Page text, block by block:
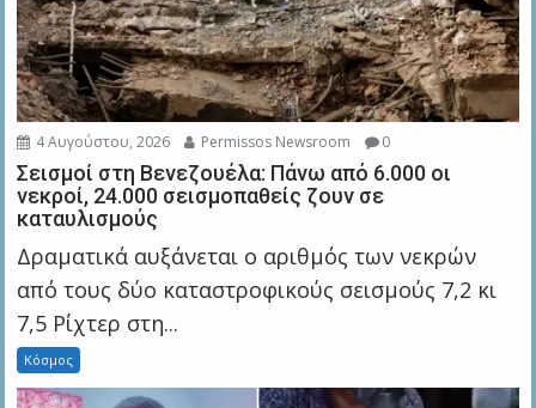
4 Αυγούστου, 2026 Permissos Newsroom 0
Σεισμοί στη Βενεζουέλα: Πάνω από 6.000 οι
νεκροί, 24.000 σεισμοπαθείς ζουν σε
καταυλισμούς
Δραματικά αυξάνεται ο αριθμός των νεκρών
από τους δύο καταστροφικούς σεισμούς 7,2 κι
7,5 Ρίχτερ στη...
Κόσμος